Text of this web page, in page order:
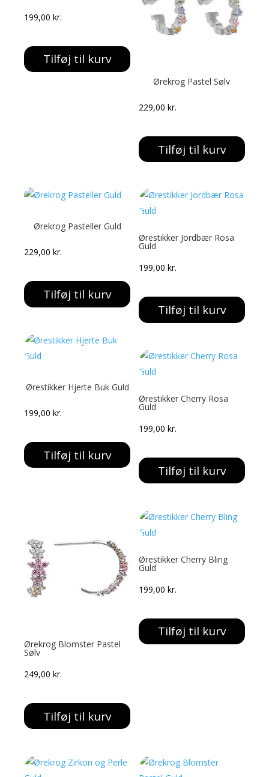
199,00kr.
Tilføj til kurv
Ørekrog Pastel Sølv
229,00kr.
Tilføj til kurv
Ørekrog Pasteller Guld
229,00kr.
Tilføj til kurv
Ørestikker Jordbær Rosa
Guld
199,00kr.
Tilføj til kurv
Ørestikker Hjerte Buk Guld
199,00kr.
Tilføj til kurv
Ørestikker Cherry Rosa
Guld
199,00kr.
Tilføj til kurv
Ørekrog Blomster Pastel
Sølv
249,00kr.
Tilføj til kurv
Ørestikker Cherry Bling
Guld
199,00kr.
Tilføj til kurv